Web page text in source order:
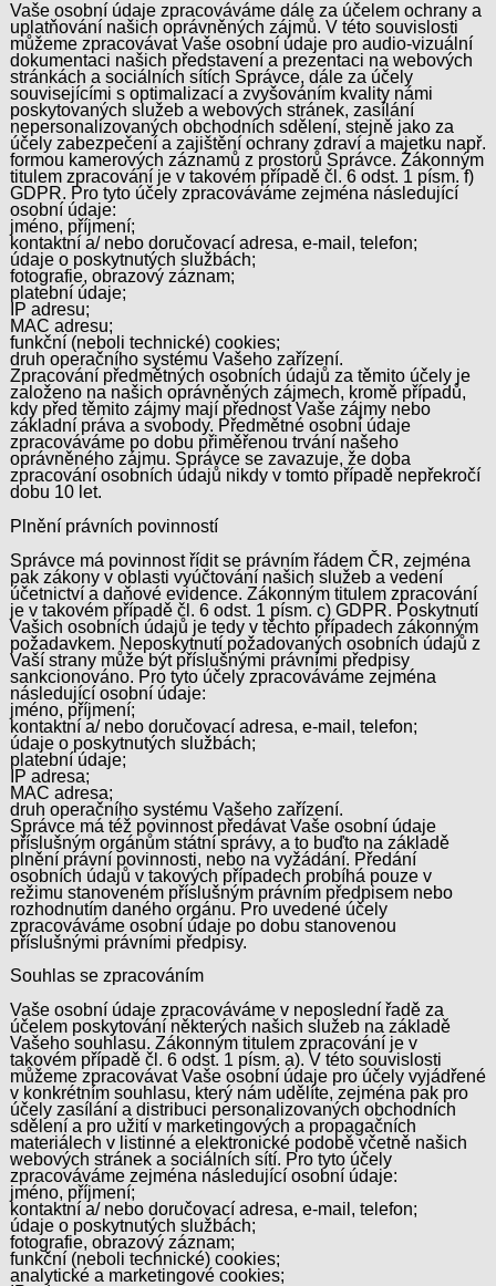
Vaše osobní údaje zpracováváme dále za účelem ochrany a
uplatňování našich oprávněných zájmů. V této souvislosti
můžeme zpracovávat Vaše osobní údaje pro audio-vizuální
dokumentaci našich představení a prezentaci na webových
stránkách a sociálních sítích Správce, dále za účely
souvisejícími s optimalizací a zvyšováním kvality námi
poskytovaných služeb a webových stránek, zasílání
nepersonalizovaných obchodních sdělení, stejně jako za
účely zabezpečení a zajištění ochrany zdraví a majetku např.
formou kamerových záznamů z prostorů Správce. Zákonným
titulem zpracování je v takovém případě čl. 6 odst. 1 písm. f)
GDPR. Pro tyto účely zpracováváme zejména následující
osobní údaje:
jméno, příjmení;
kontaktní a/ nebo doručovací adresa, e-mail, telefon;
údaje o poskytnutých službách;
fotografie, obrazový záznam;
platební údaje;
IP adresu;
MAC adresu;
funkční (neboli technické) cookies;
druh operačního systému Vašeho zařízení.
Zpracování předmětných osobních údajů za těmito účely je
založeno na našich oprávněných zájmech, kromě případů,
kdy před těmito zájmy mají přednost Vaše zájmy nebo
základní práva a svobody. Předmětné osobní údaje
zpracováváme po dobu přiměřenou trvání našeho
oprávněného zájmu. Správce se zavazuje, že doba
zpracování osobních údajů nikdy v tomto případě nepřekročí
dobu 10 let.
Plnění právních povinností
Správce má povinnost řídit se právním řádem ČR, zejména
pak zákony v oblasti vyúčtování našich služeb a vedení
účetnictví a daňové evidence. Zákonným titulem zpracování
je v takovém případě čl. 6 odst. 1 písm. c) GDPR. Poskytnutí
Vašich osobních údajů je tedy v těchto případech zákonným
požadavkem. Neposkytnutí požadovaných osobních údajů z
Vaší strany může být příslušnými právními předpisy
sankcionováno. Pro tyto účely zpracováváme zejména
následující osobní údaje:
jméno, příjmení;
kontaktní a/ nebo doručovací adresa, e-mail, telefon;
údaje o poskytnutých službách;
platební údaje;
IP adresa;
MAC adresa;
druh operačního systému Vašeho zařízení.
Správce má též povinnost předávat Vaše osobní údaje
příslušným orgánům státní správy, a to buďto na základě
plnění právní povinnosti, nebo na vyžádání. Předání
osobních údajů v takových případech probíhá pouze v
režimu stanoveném příslušným právním předpisem nebo
rozhodnutím daného orgánu. Pro uvedené účely
zpracováváme osobní údaje po dobu stanovenou
příslušnými právními předpisy.
Souhlas se zpracováním
Vaše osobní údaje zpracováváme v neposlední řadě za
účelem poskytování některých našich služeb na základě
Vašeho souhlasu. Zákonným titulem zpracování je v
takovém případě čl. 6 odst. 1 písm. a). V této souvislosti
můžeme zpracovávat Vaše osobní údaje pro účely vyjádřené
v konkrétním souhlasu, který nám udělíte, zejména pak pro
účely zasílání a distribuci personalizovaných obchodních
sdělení a pro užití v marketingových a propagačních
materiálech v listinné a elektronické podobě včetně našich
webových stránek a sociálních sítí. Pro tyto účely
zpracováváme zejména následující osobní údaje:
jméno, příjmení;
kontaktní a/ nebo doručovací adresa, e-mail, telefon;
údaje o poskytnutých službách;
fotografie, obrazový záznam;
funkční (neboli technické) cookies;
analytické a marketingové cookies;